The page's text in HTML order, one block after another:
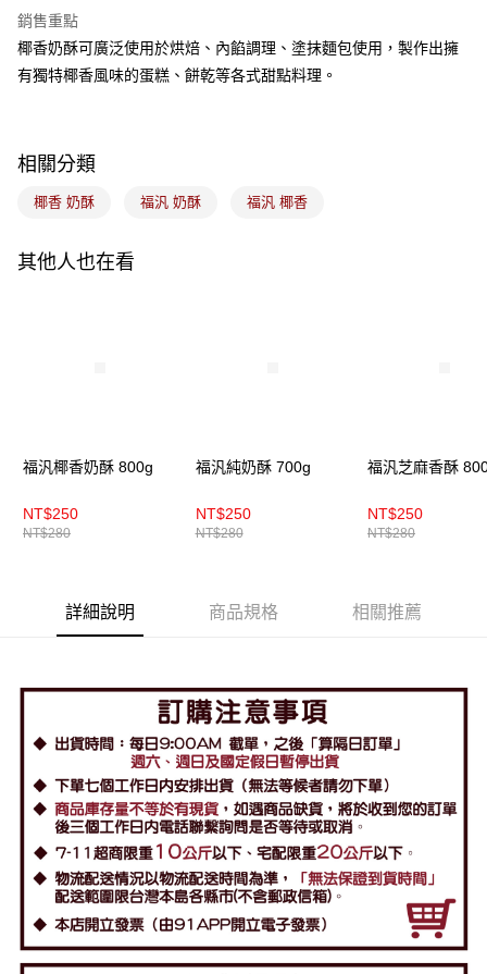
悠遊付
Google Pay
ATM付款
7-11取貨(5kg以內，尺寸不超過90cm)
銷售重點
椰香奶酥可廣泛使用於烘焙、內餡調理、塗抹麵包使用，製作出擁
有獨特椰香風味的蛋糕、餅乾等各式甜點料理。
相關分類
椰香 奶酥 福汎 奶酥 福汎 椰香
其他人也在看
福汎椰香奶酥 800g
NT$250
NT$280
福汎純奶酥 700g
NT$250
NT$280
福汎芝麻香酥
NT$250
NT$280
詳細說明 商品規格 相關推薦